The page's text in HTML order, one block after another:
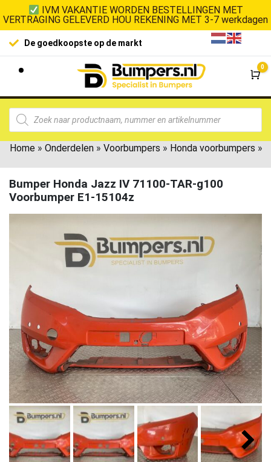
IVM VAKANTIE WORDEN BESTELLINGEN MET
VERTRAGING GELEVERD HOU REKENING MET 3-7 werkdagen
De goedkoopste op de markt
0
Home » Onderdelen » Voorbumpers » Honda voorbumpers »
Bumper Honda Jazz IV 71100-TAR-g100
Voorbumper E1-15104z